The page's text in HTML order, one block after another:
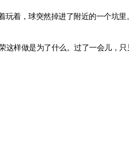
着，球突然掉进了附近的一个坑
样做是为了什么。过了一会儿，